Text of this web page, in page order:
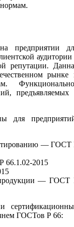
предприятии
аудитории
репутации.
рынке
предъявляемых
для
— ГОСТ
2015
продукции — ГОСТ
ГОСТов Р 66: